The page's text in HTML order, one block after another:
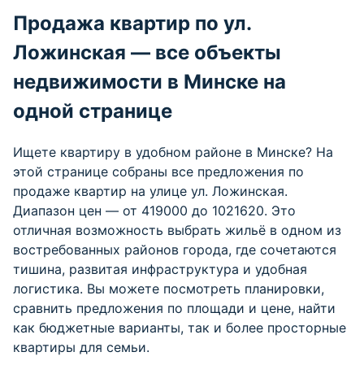
Продажа квартир по ул.
Ложинская — все объекты
недвижимости в Минске на
одной странице
Ищете квартиру в удобном районе в Минске? На
этой странице собраны все предложения по
продаже квартир на улице ул. Ложинская.
Диапазон цен — от 419000 до 1021620. Это
отличная возможность выбрать жильё в одном из
востребованных районов города, где сочетаются
тишина, развитая инфраструктура и удобная
логистика. Вы можете посмотреть планировки,
сравнить предложения по площади и цене, найти
как бюджетные варианты, так и более просторные
квартиры для семьи.